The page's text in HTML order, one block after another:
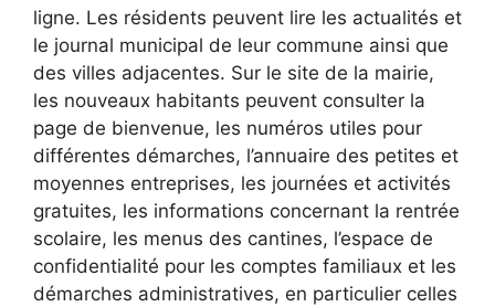
ligne. Les résidents peuvent lire les actualités et
le journal municipal de leur commune ainsi que
des villes adjacentes. Sur le site de la mairie,
les nouveaux habitants peuvent consulter la
page de bienvenue, les numéros utiles pour
différentes démarches, l’annuaire des petites et
moyennes entreprises, les journées et activités
gratuites, les informations concernant la rentrée
scolaire, les menus des cantines, l’espace de
confidentialité pour les comptes familiaux et les
démarches administratives, en particulier celles